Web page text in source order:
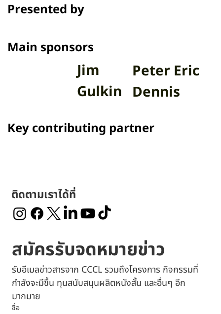
Presented by
Main sponsors
Peter Eric
Dennis
Jim
Gulkin
Key contributing partner
ติดตามเราได้ที่
สมัครรับจดหมายข่าว
รับอีเมลข่าวสารจาก CCCL รวมถึงโครงการ กิจกรรมที่
กำลังจะมีขึ้น ทุนสนับสนุนผลิตหนังสั้น และอื่นๆ อีก
มากมาย
ชื่อ